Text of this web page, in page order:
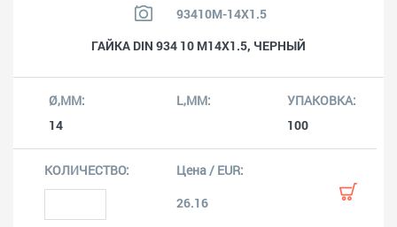
93410M-14X1.5
ГАЙКА DIN 934 10 M14X1.5, ЧЕРНЫЙ
14 100
26.16